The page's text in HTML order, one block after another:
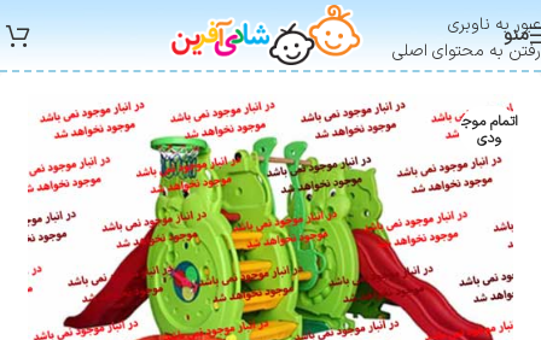
عبور به ناوبری
رفتن به محتوای اصلی
منو
اتمام موج
ودی